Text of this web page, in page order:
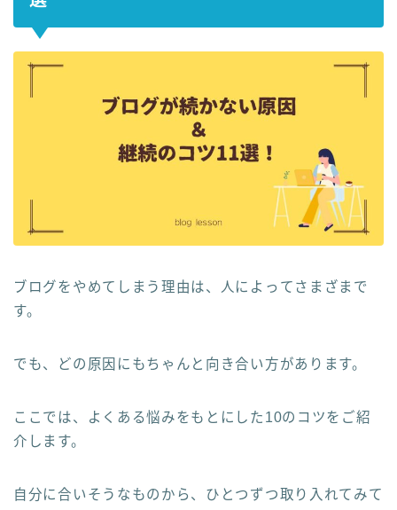
ブログをやめてしまう理由は、人によってさまざまで
す。
でも、どの原因にもちゃんと向き合い方があります。
ここでは、よくある悩みをもとにした10のコツをご紹
介します。
自分に合いそうなものから、ひとつずつ取り入れてみて